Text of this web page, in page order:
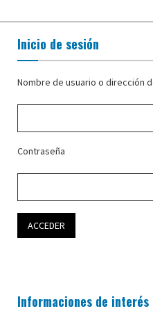
Inicio de sesión
Nombre de usuario o dirección
Contraseña
Informaciones de interés